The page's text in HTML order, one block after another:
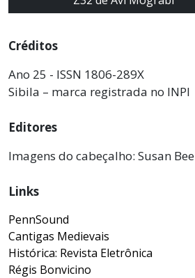
Créditos
Ano 25 - ISSN 1806-289X
Sibila – marca registrada no INPI
Editores
Imagens do cabeçalho: Susan Bee
Links
PennSound
Cantigas Medievais
Histórica: Revista Eletrônica
Régis Bonvicino